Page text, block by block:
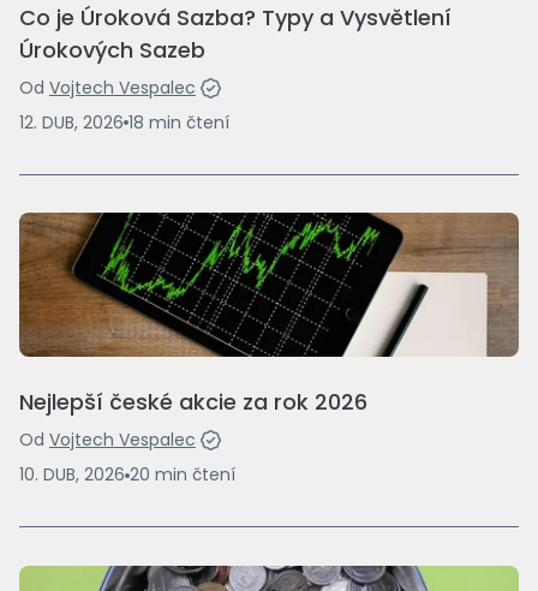
Co je Úroková Sazba? Typy a Vysvětlení
Úrokových Sazeb
Od Vojtech Vespalec
12. DUB, 2026 18 min čtení
Nejlepší české akcie za rok 2026
Od Vojtech Vespalec
10. DUB, 2026 20 min čtení